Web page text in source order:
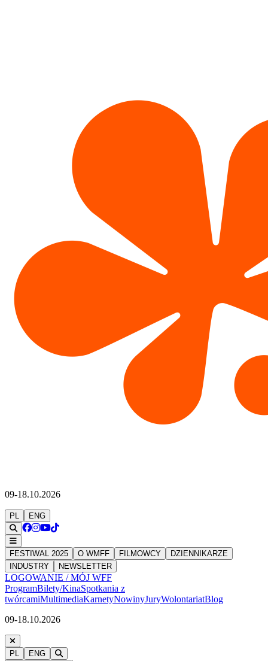
09-18.10.2026
PL ENG
FESTIWAL 2025 O WMFF FILMOWCY
DZIENNIKARZE
INDUSTRY
NEWSLETTER
LOGOWANIE / MÓJ WFF
ProgramBilety/KinaSpotkania z
twórcamiMultimediaKarnetyNowinyJuryWolontariatBlog
09-18.10.2026
PL
ENG